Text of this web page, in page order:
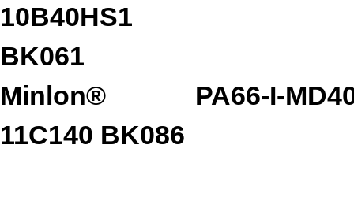
10B40HS1
BK061
Minlon®
11C140 BK086
PA66-I-